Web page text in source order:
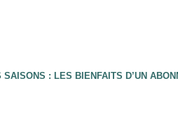
SAISONS : LES BIENFAITS D’UN